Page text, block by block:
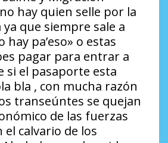
hay quien selle por la
que siempre sale a
pa’eso» o estas
pagar para entrar a
si el pasaporte esta
bla , con mucha razón
transeúntes se quejan
de las fuerzas
el calvario de los